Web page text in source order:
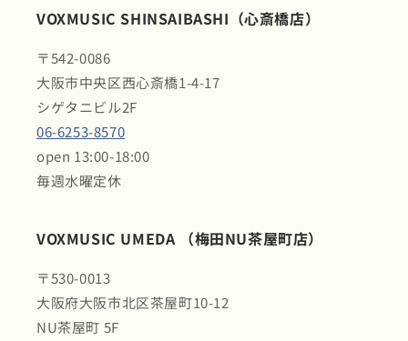
VOXMUSIC SHINSAIBASHI（心斎橋店）
〒542-0086
大阪市中央区西心斎橋1-4-17
シゲタニビル2F
06-6253-8570
open 13:00-18:00
毎週水曜定休
VOXMUSIC UMEDA （梅田NU茶屋町店）
〒530-0013
大阪府大阪市北区茶屋町10-12
NU茶屋町 5F